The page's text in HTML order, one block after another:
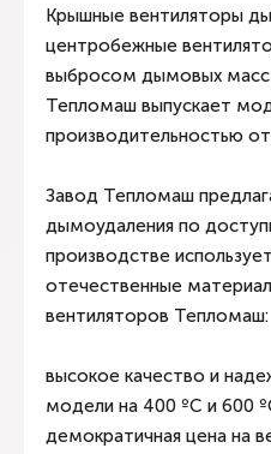
Крышные вентиляторы
центробежные
выбросом дымовых масс
Тепломаш выпускает
производительностью
Завод Тепломаш
дымоудаления по
производстве
отечественные
вентиляторов Тепломаш:
высокое качество и
модели на 400 ºС и 600
демократичная цена на